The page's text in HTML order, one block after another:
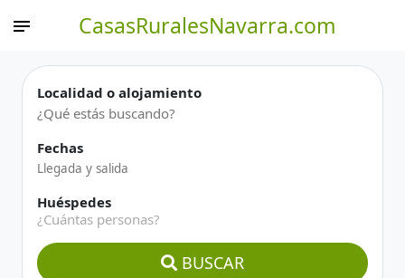
CasasRuralesNavarra.com
Localidad o alojamiento
Fechas
Huéspedes
¿Cuántas personas?
BUSCAR